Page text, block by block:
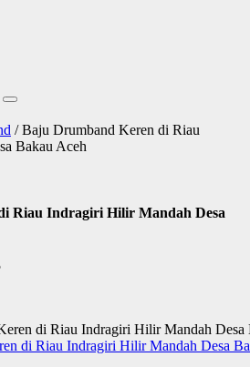
/ Baju Drumband Keren di Riau
Bakau Aceh
Riau Indragiri Hilir Mandah Desa
di Riau Indragiri Hilir Mandah Desa